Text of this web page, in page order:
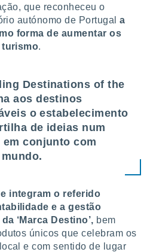
que reconheceu o
autónomo de Portugala
forma de aumentar os
.
Destinations of the
aos destinos
o estabelecimento
de ideias num
conjunto com
integram o referido
e a gestão
‘Marca Destino’, bem
únicos que celebram os
e com sentido de lugar